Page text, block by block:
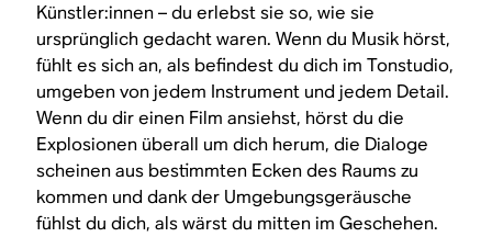
Künstler:innen – du erlebst sie so, wie sie
ursprünglich gedacht waren. Wenn du Musik hörst,
fühlt es sich an, als befindest du dich im Tonstudio,
umgeben von jedem Instrument und jedem Detail.
Wenn du dir einen Film ansiehst, hörst du die
Explosionen überall um dich herum, die Dialoge
scheinen aus bestimmten Ecken des Raums zu
kommen und dank der Umgebungsgeräusche
fühlst du dich, als wärst du mitten im Geschehen.